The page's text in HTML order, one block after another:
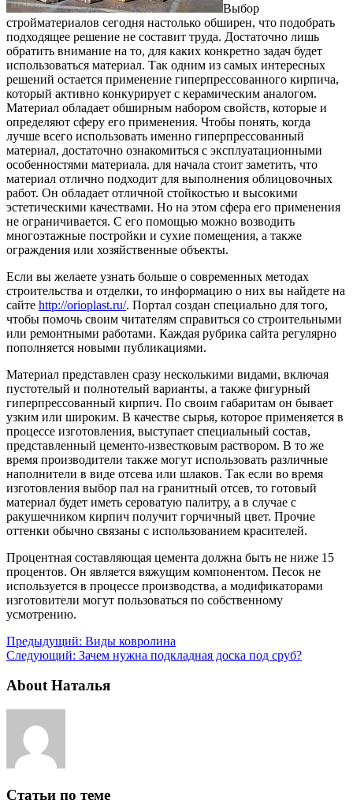
Выбор
стройматериалов сегодня настолько обширен, что подобрать
подходящее решение не составит труда. Достаточно лишь
обратить внимание на то, для каких конкретно задач будет
использоваться материал. Так одним из самых интересных
решений остается применение гиперпрессованного кирпича,
который активно конкурирует с керамическим аналогом.
Материал обладает обширным набором свойств, которые и
определяют сферу его применения. Чтобы понять, когда
лучше всего использовать именно гиперпрессованный
материал, достаточно ознакомиться с эксплуатационными
особенностями материала. для начала стоит заметить, что
материал отлично подходит для выполнения облицовочных
работ. Он обладает отличной стойкостью и высокими
эстетическими качествами. Но на этом сфера его применения
не ограничивается. С его помощью можно возводить
многоэтажные постройки и сухие помещения, а также
ограждения или хозяйственные объекты.
Если вы желаете узнать больше о современных методах
строительства и отделки, то информацию о них вы найдете на
сайте http://orioplast.ru/. Портал создан специально для того,
чтобы помочь своим читателям справиться со строительными
или ремонтными работами. Каждая рубрика сайта регулярно
пополняется новыми публикациями.
Материал представлен сразу несколькими видами, включая
пустотелый и полнотелый варианты, а также фигурный
гиперпрессованный кирпич. По своим габаритам он бывает
узким или широким. В качестве сырья, которое применяется в
процессе изготовления, выступает специальный состав,
представленный цементо-известковым раствором. В то же
время производители также могут использовать различные
наполнители в виде отсева или шлаков. Так если во время
изготовления выбор пал на гранитный отсев, то готовый
материал будет иметь сероватую палитру, а в случае с
ракушечником кирпич получит горчичный цвет. Прочие
оттенки обычно связаны с использованием красителей.
Процентная составляющая цемента должна быть не ниже 15
процентов. Он является вяжущим компонентом. Песок не
используется в процессе производства, а модификаторами
изготовители могут пользоваться по собственному
усмотрению.
Предыдущий: Виды ковролина
Следующий: Зачем нужна подкладная доска под сруб?
About Наталья
Статьи по теме